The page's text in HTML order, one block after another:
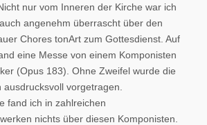
nur vom Inneren der Kirche war ich
angenehm überrascht über den
Chores tonArt zum Gottesdienst. Auf
eine Messe von einem Komponisten
(Opus 183). Ohne Zweifel wurde die
vorgetragen.
fand ich in zahlreichen
nichts über diesen Komponisten.